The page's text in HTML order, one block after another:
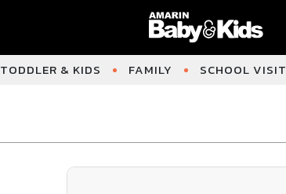
TODDLER & KIDS FAMILY SCHOOL VISIT